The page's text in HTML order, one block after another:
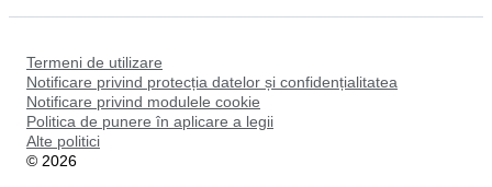
Termeni de utilizare
Notificare privind protecția datelor și confidențialitatea
Notificare privind modulele cookie
Politica de punere în aplicare a legii
Alte politici
© 2026